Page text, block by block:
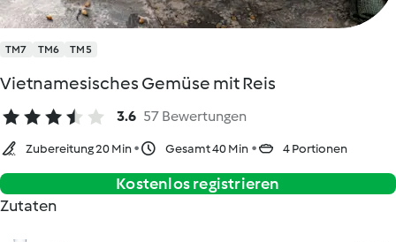
TM7 TM6 TM5
Vietnamesisches Gemüse mit Reis
3.6 57 Bewertungen
Zubereitung 20 Min Gesamt 40 Min 4 Portionen
Kostenlos registrieren
Zutaten